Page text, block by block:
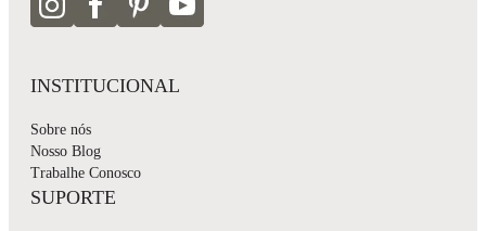
INSTITUCIONAL
Sobre nós
Nosso Blog
Trabalhe Conosco
SUPORTE